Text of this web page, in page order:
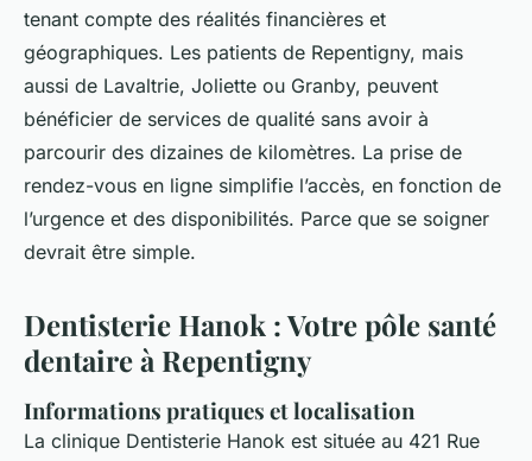
tenant compte des réalités financières et
géographiques. Les patients de Repentigny, mais
aussi de Lavaltrie, Joliette ou Granby, peuvent
bénéficier de services de qualité sans avoir à
parcourir des dizaines de kilomètres. La prise de
rendez-vous en ligne simplifie l’accès, en fonction de
l’urgence et des disponibilités. Parce que se soigner
devrait être simple.
Dentisterie Hanok : Votre pôle santé
dentaire à Repentigny
Informations pratiques et localisation
La clinique Dentisterie Hanok est située au 421 Rue